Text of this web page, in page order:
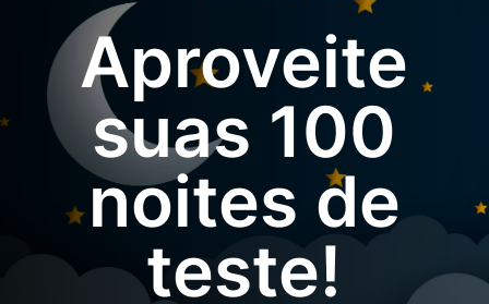
Aproveite
suas 100
noites de
teste!